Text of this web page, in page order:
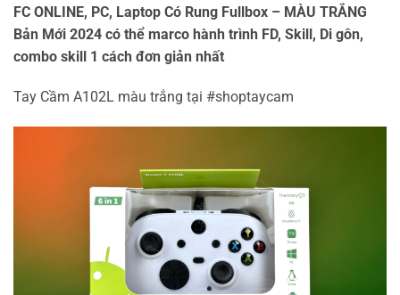
FC ONLINE, PC, Laptop Có Rung Fullbox – MÀU TRẮNG
Bản Mới 2024 có thể marco hành trình FD, Skill, Di gôn,
combo skill 1 cách đơn giản nhất
Tay Cầm A102L màu trắng tại #shoptaycam